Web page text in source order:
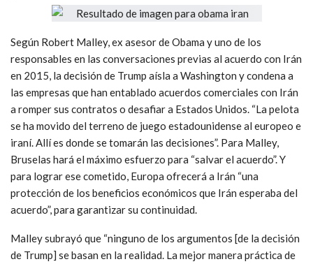
Según Robert Malley, ex asesor de Obama y uno de los
responsables en las conversaciones previas al acuerdo con Irán
en 2015, la decisión de Trump aísla a Washington y condena a
las empresas que han entablado acuerdos comerciales con Irán
a romper sus contratos o desafiar a Estados Unidos. “La pelota
se ha movido del terreno de juego estadounidense al europeo e
iraní. Allí es donde se tomarán las decisiones”. Para Malley,
Bruselas hará el máximo esfuerzo para “salvar el acuerdo”. Y
para lograr ese cometido, Europa ofrecerá a Irán “una
protección de los beneficios económicos que Irán esperaba del
acuerdo”, para garantizar su continuidad.
Malley subrayó que “ninguno de los argumentos [de la decisión
de Trump] se basan en la realidad. La mejor manera práctica de